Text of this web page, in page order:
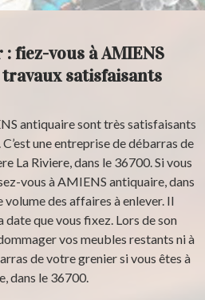
fiez-vous à AMIENS
satisfaisants
antiquaire sont très satisfaisants
une entreprise de débarras de
La Riviere, dans le 36700. Si vous
vous à AMIENS antiquaire, dans
des affaires à enlever. Il
que vous fixez. Lors de son
vos meubles restants ni à
de votre grenier si vous êtes à
dans le 36700.